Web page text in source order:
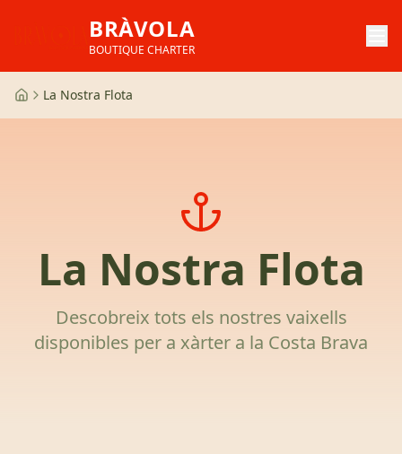
BRÀVOLA
BOUTIQUE CHARTER
La Nostra Flota
La Nostra Flota
Descobreix tots els nostres vaixells
disponibles per a xàrter a la Costa Brava